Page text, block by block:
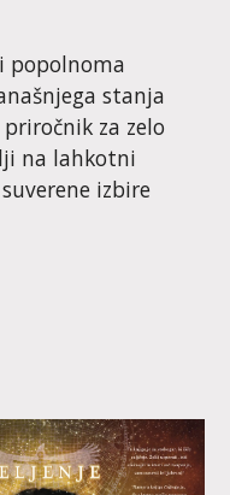
popolnoma
stanja
za zelo
na lahkotni
izbire